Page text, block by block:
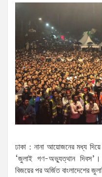
ঢাকা : নানা আয়োজনের মধ্য
‘জুলাই গণ-অভ্যুত্থান
বিজয়ের পর অর্জিত বাংলাদেশের